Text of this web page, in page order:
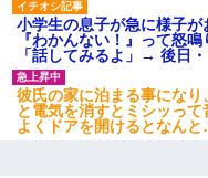
【戦争】不妊の俺嫁に弟嫁
にしてなかったが、あま
顔引きつってた → そして
嫁が弁護士を連れてきて「
ろ」→ 俺「完全に恐喝に
て知ってる？」
小学生の息子が急に様子
『わかんない！』って怒
「話してみるよ」→ 後日・
彼氏の家に泊まる事になり
と電気を消すとミシッっ
よくドアを開けるとなん